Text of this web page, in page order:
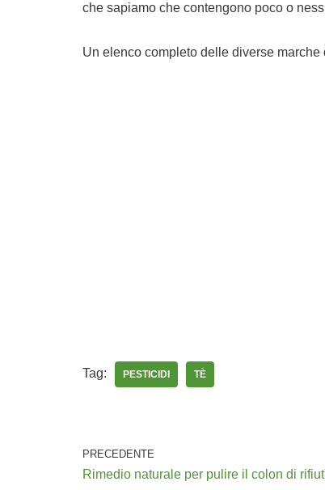
che sapiamo che contengono poco o
Un elenco completo delle diverse
Tag: PESTICIDI TÈ
PRECEDENTE
Rimedio naturale per pulire il colon di